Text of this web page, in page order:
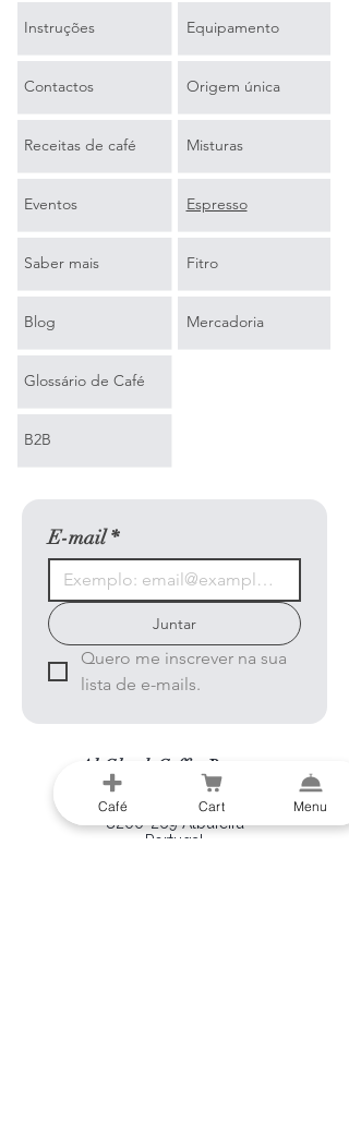
Instruções
Contactos
Receitas de café
Eventos
Saber mais
Blog
Glossário de Café
B2B
Equipamento
Origem única
Misturas
Espresso
Fitro
Mercadoria
E-mail *
Juntar
Quero me inscrever na sua
lista de e-mails.
Al-Gharb Coffee Roasters
Beco do Sol
8200-269Albufeira
Portugal
Café Cart Menu